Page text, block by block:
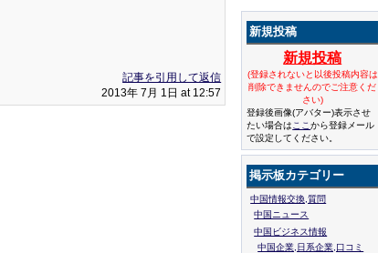
記事を引用して返信
2013年 7月 1日 at 12:57
新規投稿
新規投稿
(登録されないと以後投稿内容は
削除できませんのでご注意くだ
さい)
登録後画像(アバター)表示させ
たい場合は ここから登録メール
で設定してください。
掲示板カテゴリー
中国情報交換,質問
中国ニュース
中国ビジネス情報
中国企業,日系企業,口コミ